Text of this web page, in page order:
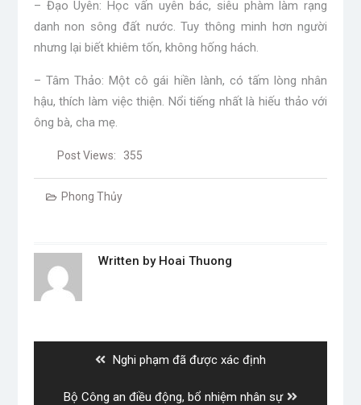
– Đạo Uyên: Học vấn uyên bác, siêu phàm làm rạng
danh non sông đất nước. Tuy thông minh hơn người
nhưng lại biết khiêm tốn, không hống hách.
– Tâm Thảo: Một cô gái hiền lành, có tấm lòng nhân
hậu, thích làm việc thiện. Nổi tiếng nhất là hiếu thảo với
ông bà, cha mẹ.
Post Views: 355
Phong Thủy
Written by Hoai Thuong
Previous
Nghi phạm đã được xác định
Next
Bộ Công an điều động, bổ nhiệm nhân sự